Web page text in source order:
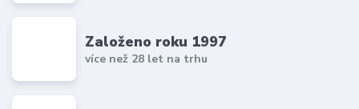
Založeno roku 1997
více než 28 let na trhu